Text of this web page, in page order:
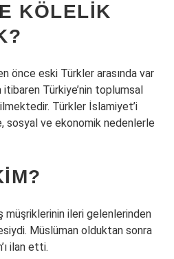
KÖLELIK
önce eski Türkler arasında var
itibaren Türkiye’nin toplumsal
Türkler İslamiyet’i
sosyal ve ekonomik nedenlerle
müşriklerinin ileri gelenlerinden
Müslüman olduktan sonra
ilan etti.